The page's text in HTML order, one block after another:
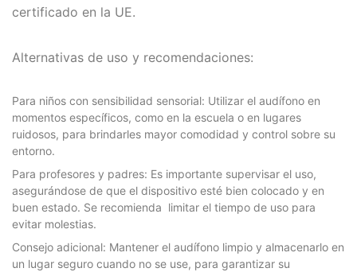
certificado en la UE.
Alternativas de uso y recomendaciones:
Para niños con sensibilidad sensorial: Utilizar el audífono en
momentos específicos, como en la escuela o en lugares
ruidosos, para brindarles mayor comodidad y control sobre su
entorno.
Para profesores y padres: Es importante supervisar el uso,
asegurándose de que el dispositivo esté bien colocado y en
buen estado. Se recomienda limitar el tiempo de uso para
evitar molestias.
Consejo adicional: Mantener el audífono limpio y almacenarlo en
un lugar seguro cuando no se use, para garantizar su